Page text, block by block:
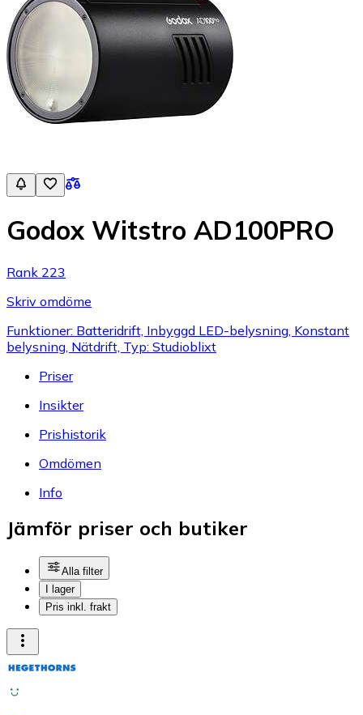
Godox Witstro AD100PRO
Rank 223
Skriv omdöme
Funktioner: Batteridrift, Inbyggd LED-belysning, Konstant
belysning, Nätdrift, Typ: Studioblixt
Priser
Insikter
Prishistorik
Omdömen
Info
Jämför priser och butiker
Alla filter
I lager
Pris inkl. frakt